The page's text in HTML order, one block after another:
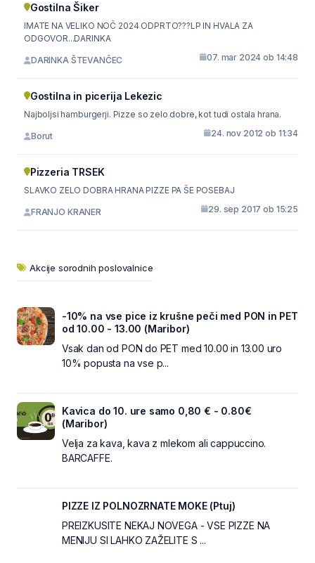
Gostilna Šiker
IMATE NA VELIKO NOČ 2024 ODPRTO???LP IN HVALA ZA
ODGOVOR...DARINKA
DARINKA ŠTEVANČEC 07. mar 2024 ob 14:48
Gostilna in picerija Lekezic
Najboljsi hamburgerji. Pizze so zelo dobre, kot tudi ostala hrana.
Borut 24. nov 2012 ob 11:34
Pizzeria TRSEK
SLAVKO ZELO DOBRA HRANA PIZZE PA ŠE POSEBAJ
FRANJO KRANER 29. sep 2017 ob 15:25
Akcije sorodnih poslovalnice
-10% na vse pice iz krušne peči med PON in PET
od 10.00 - 13.00 (Maribor)
Vsak dan od PON do PET med 10.00 in 13.00 uro
10% popusta na vse p...
Kavica do 10. ure samo 0,80 € - 0.80€
(Maribor)
Velja za kava, kava z mlekom ali cappuccino.
BARCAFFE.
PIZZE IZ POLNOZRNATE MOKE (Ptuj)
PREIZKUSITE NEKAJ NOVEGA - VSE PIZZE NA
MENIJU SI LAHKO ZAŽELITE S ...